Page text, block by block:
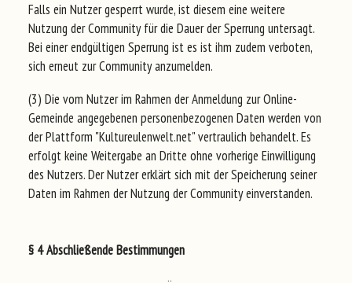
Falls ein Nutzer gesperrt wurde, ist diesem eine weitere
Nutzung der Community für die Dauer der Sperrung untersagt.
Bei einer endgültigen Sperrung ist es ist ihm zudem verboten,
sich erneut zur Community anzumelden.
(3) Die vom Nutzer im Rahmen der Anmeldung zur Online-
Gemeinde angegebenen personenbezogenen Daten werden von
der Plattform "Kultureulenwelt.net" vertraulich behandelt. Es
erfolgt keine Weitergabe an Dritte ohne vorherige Einwilligung
des Nutzers. Der Nutzer erklärt sich mit der Speicherung seiner
Daten im Rahmen der Nutzung der Community einverstanden.
§ 4 Abschließende Bestimmungen